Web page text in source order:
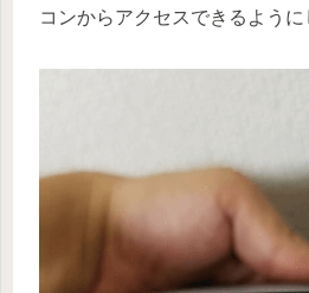
コンからアクセスできるように